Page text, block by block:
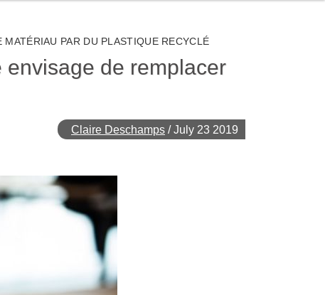
PAR DU PLASTIQUE RECYCLÉ
de remplacer
Claire Deschamps /July 23 2019